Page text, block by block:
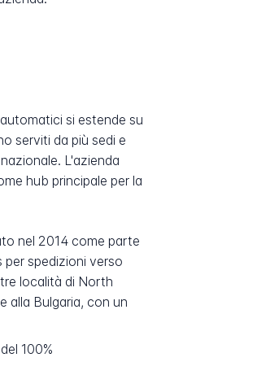
si estende su
serviti da più sedi e
L'azienda
hub principale per la
nel 2014 come parte
spedizioni verso
località di North
alla Bulgaria, con un
100%